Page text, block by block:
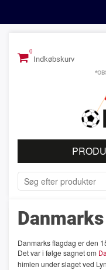
Indkøbskurv
Danmarks flagdag er den
Det var i følge sagnet om
himlen under slaget ved